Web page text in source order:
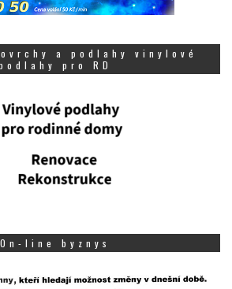
a podlahy vinylové
pro RD
On-line byznys